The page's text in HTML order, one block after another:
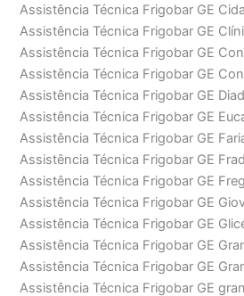
Assistência Técnica Frigobar GE
Assistência Técnica Frigobar GE
Assistência Técnica Frigobar GE
Assistência Técnica Frigobar GE
Assistência Técnica Frigobar GE
Assistência Técnica Frigobar GE
Assistência Técnica Frigobar GE
Assistência Técnica Frigobar GE
Assistência Técnica Frigobar GE
Assistência Técnica Frigobar GE
Assistência Técnica Frigobar GE
Assistência Técnica Frigobar GE
Assistência Técnica Frigobar GE
Assistência Técnica Frigobar GE